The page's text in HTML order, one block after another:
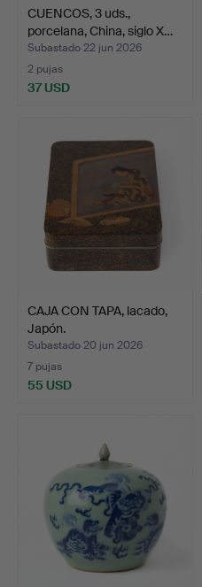
CUENCOS, 3 uds.,
porcelana, China, siglo X…
Subastado 22 jun 2026
2 pujas
37 USD
CAJA CON TAPA, lacado,
Japón.
Subastado 20 jun 2026
7 pujas
55 USD